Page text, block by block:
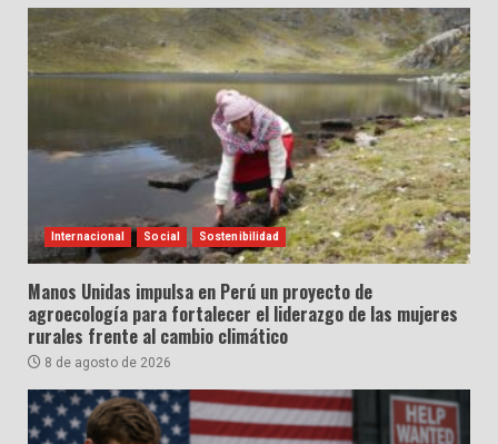
Internacional Social Sostenibilidad
Manos Unidas impulsa en Perú un proyecto de
agroecología para fortalecer el liderazgo de las mujeres
rurales frente al cambio climático
8 de agosto de 2026